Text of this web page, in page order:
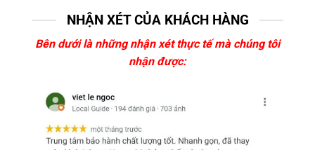
NHẬN XÉT CỦA KHÁCH HÀNG
Bên dưới là những nhận xét thực tế mà chúng tôi
nhận được: